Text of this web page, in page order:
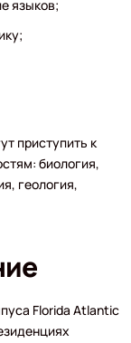
языков;
приступить к
биология,
геология,
Florida Atlantic